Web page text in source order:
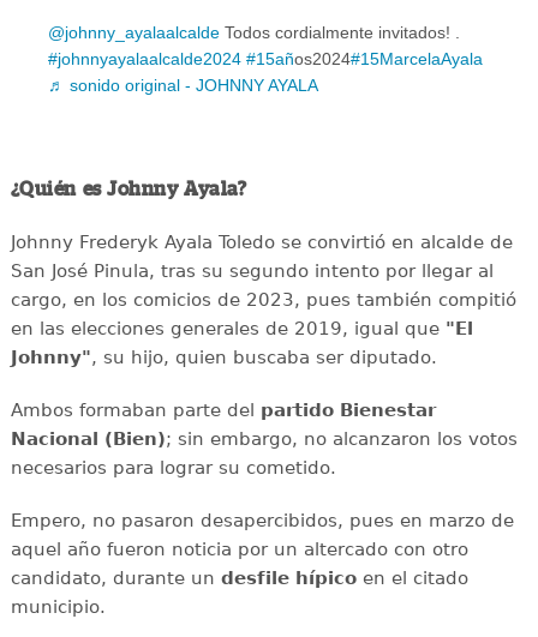
@johnny_ayalaalcalde Todos cordialmente invitados! .
#johnnyayalaalcalde2024 #15años2024#15MarcelaAyala
♬ sonido original - JOHNNY AYALA
¿Quién es Johnny Ayala?
Johnny Frederyk Ayala Toledo se convirtió en alcalde de
San José Pinula, tras su segundo intento por llegar al
cargo, en los comicios de 2023, pues también compitió
en las elecciones generales de 2019, igual que "El
Johnny", su hijo, quien buscaba ser diputado.
Ambos formaban parte del partido Bienestar
Nacional (Bien); sin embargo, no alcanzaron los votos
necesarios para lograr su cometido.
Empero, no pasaron desapercibidos, pues en marzo de
aquel año fueron noticia por un altercado con otro
candidato, durante un desfile hípicoen el citado
municipio.